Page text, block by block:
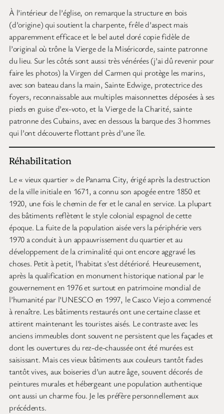
À l’intérieur de l’église, on remarque la structure en bois
(d’origine) qui soutient la charpente, frêle d’aspect mais
apparemment efficace et le bel autel doré copie fidèle de
l’original où trône la Vierge de la Miséricorde, sainte patronne
du lieu. Sur les côtés sont aussi très vénérées (j’ai dû revenir pour
faire les photos) la Virgen del Carmen qui protège les marins,
avec son bateau dans la main, Sainte Edwige, protectrice des
foyers, reconnaissable aux multiples maisonnettes déposées à ses
pieds en guise d’ex-voto, et la Vierge de la Charité, sainte
patronne des Cubains, avec en dessous la barque des 3 hommes
qui l’ont découverte flottant près d’une île.
Réhabilitation
Le « vieux quartier » de Panama City, érigé après la destruction
de la ville initiale en 1671, a connu son apogée entre 1850 et
1920, une fois le chemin de fer et le canal en service. La plupart
des bâtiments reflètent le style colonial espagnol de cette
époque. La fuite de la population aisée vers la périphérie vers
1970 a conduit à un appauvrissement du quartier et au
développement de la criminalité qui ont encore aggravé les
choses. Petit à petit, l’habitat s’est détérioré. Heureusement,
après la qualification en monument historique national par le
gouvernement en 1976 et surtout en patrimoine mondial de
l’humanité par l’UNESCO en 1997, le Casco Viejo a commencé
à renaître. Les bâtiments restaurés ont une certaine classe et
attirent maintenant les touristes aisés. Le contraste avec les
anciens immeubles dont souvent ne persistent que les façades et
dont les ouvertures du rez-de-chaussée ont été murées est
saisissant. Mais ces vieux bâtiments aux couleurs tantôt fades
tantôt vives, aux boiseries d’un autre âge, souvent décorés de
peintures murales et hébergeant une population authentique
ont aussi un charme fou. Je les préfère personnellement aux
précédents.